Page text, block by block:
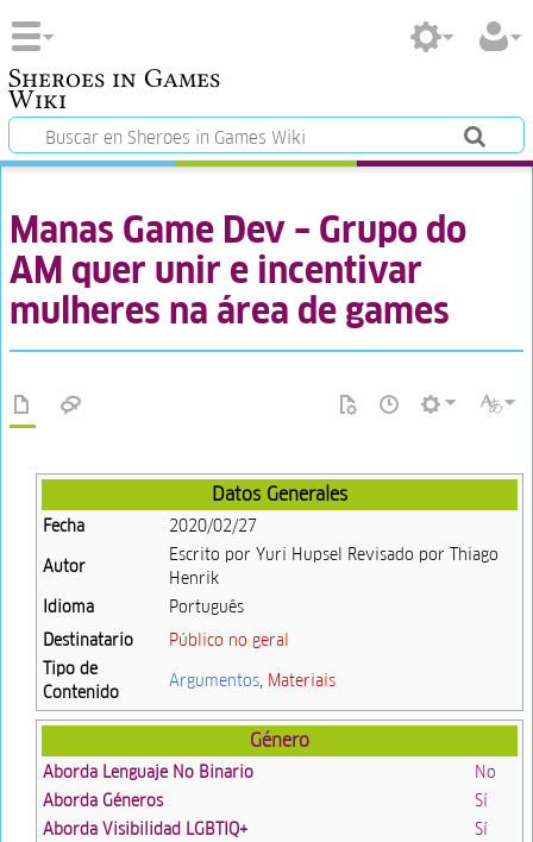
Sheroes in Games
Wiki
Manas Game Dev – Grupo do
AM quer unir e incentivar
mulheres na área de games
Datos Generales
Fecha
2020/02/27
Autor
Escrito por Yuri Hupsel Revisado por Thiago
Henrik
Idioma
Português
Destinatario
Público no geral
Tipo de
Contenido
Argumentos, Materiais
Género
Aborda Lenguaje No Binario
No
Aborda Géneros
Sí
Aborda Visibilidad LGBTIQ+
Sí